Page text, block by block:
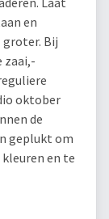
en
groter. Bij
zaai,-
oktober
de
geplukt om
en te